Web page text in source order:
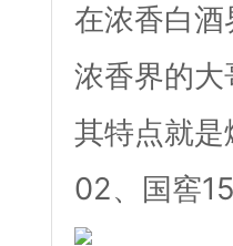
在浓香白
浓香界的大
其特点就
02、国窖